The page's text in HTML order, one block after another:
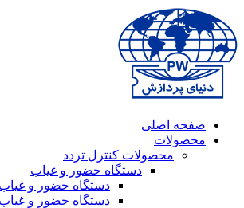
صفحه اصلی
محصولات
محصولات کنترل تردد
دستگاه حضور و غیاب
دستگاه حضور و
دستگاه حضور و